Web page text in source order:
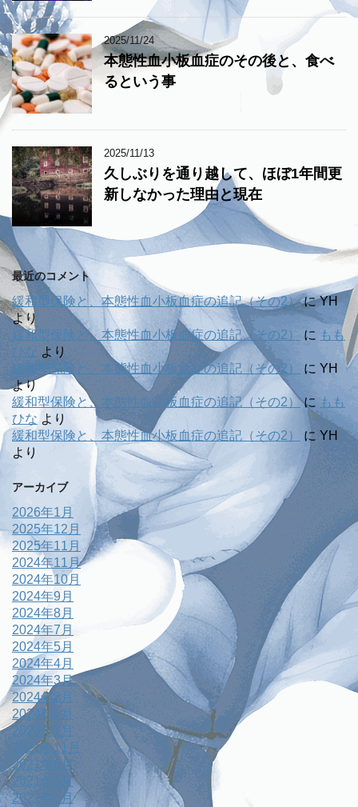
2025/11/24
本態性血小板血症のその後と、食べ
るという事
2025/11/13
久しぶりを通り越して、ほぼ1年間更
新しなかった理由と現在
最近のコメント
緩和型保険と、本態性血小板血症の追記（その2）にYH
より
緩和型保険と、本態性血小板血症の追記（その2）
に もも
ひな より
緩和型保険と、本態性血小板血症の追記（その2）
に YH
より
緩和型保険と、本態性血小板血症の追記（その2）に もも
ひな より
緩和型保険と、本態性血小板血症の追記（その2）
に YH
より
アーカイブ
2026年1月
2025年12月
2025年11月
2024年11月
2024年10月
2024年9月
2024年8月
2024年7月
2024年5月
2024年4月
2024年3月
2024年2月
2024年1月
2023年7月
2021年11月
2021年6月
2021年3月
2021年1月